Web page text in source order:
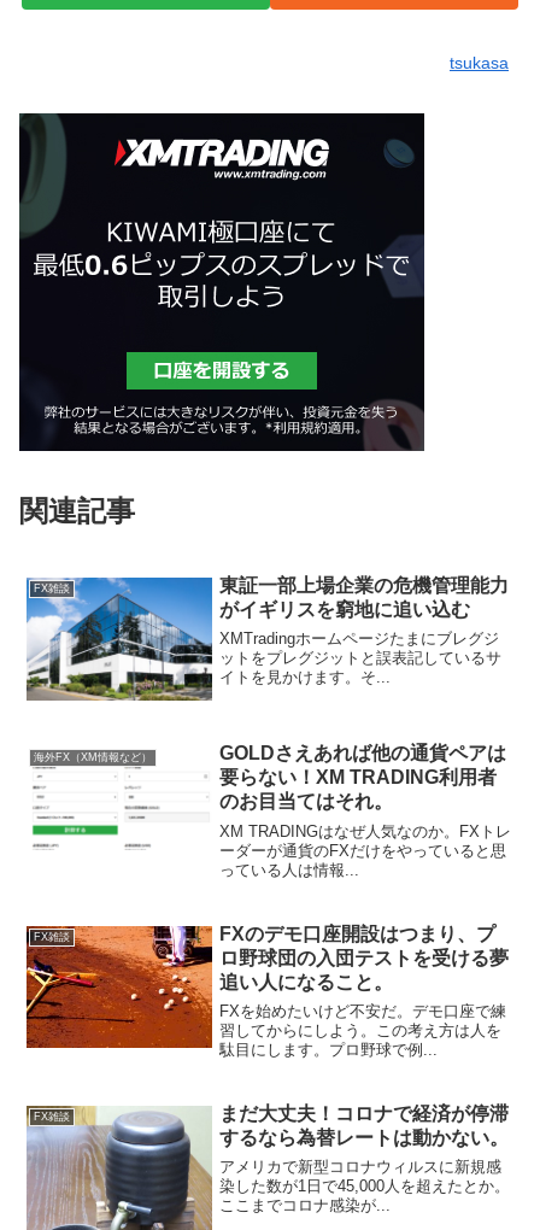
tsukasa
関連記事
FX雑談
東証一部上場企業の危機管理能力
がイギリスを窮地に追い込む
XMTradingホームページたまにブレグジ
ットをプレグジットと誤表記しているサ
イトを見かけます。そ...
海外FX（XM情報など）
GOLDさえあれば他の通貨ペアは
要らない！XM TRADING利用者
のお目当てはそれ。
XM TRADINGはなぜ人気なのか。FXトレ
ーダーが通貨のFXだけをやっていると思
っている人は情報...
FX雑談
FXのデモ口座開設はつまり、プ
ロ野球団の入団テストを受ける夢
追い人になること。
FXを始めたいけど不安だ。デモ口座で練
習してからにしよう。この考え方は人を
駄目にします。プロ野球で例...
FX雑談
まだ大丈夫！コロナで経済が停滞
するなら為替レートは動かない。
アメリカで新型コロナウィルスに新規感
染した数が1日で45,000人を超えたとか。
ここまでコロナ感染が...